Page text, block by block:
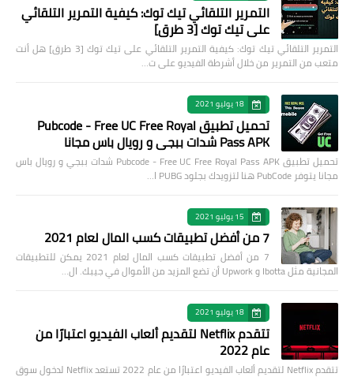
التمرير التلقائي تيك توك: كيفية التمرير التلقائي
على تيك توك [3 طرق]
التمرير التلقائي تيك توك: كيفية التمرير التلقائي على تيك توك [3 طرق] هل أنت
متعب من التمرير من خلال أشرطة الفيديو على ت…
18 يوليو 2021
تحميل تطبيق Pubcode - Free UC Free Royal
Pass APK شدات ببجي و رويال باس مجانا
تحميل تطبيق Pubcode - Free UC Free Royal Pass APK شدات ببجي و رويال باس
مجانا يتوفر PubCode هنا لتزويدك بجلود PUBG ا…
15 يوليو 2021
7 من أفضل تطبيقات كسب المال لعام 2021
7 من أفضل تطبيقات كسب المال لعام 2021 يمكن للتطبيقات
المجانية مثل Ibotta و Upwork أن تضع المزيد من الأموال في جيبك. ال…
18 يوليو 2021
تتقدم Netflix لتقديم ألعاب الفيديو اعتبارًا من
عام 2022
تتقدم Netflix لتقديم ألعاب الفيديو اعتبارًا من عام 2022 تستعد Netflix لدخول سوق